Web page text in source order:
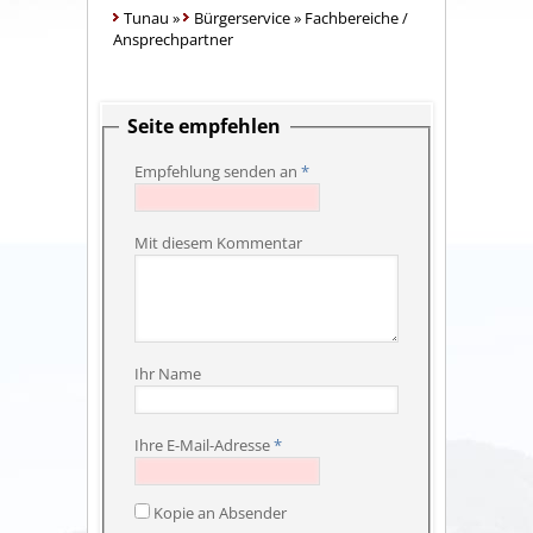
Tunau » Bürgerservice» Fachbereiche /
Ansprechpartner
Seite empfehlen
Empfehlung senden an *
Mit diesem Kommentar
Ihr Name
Ihre E-Mail-Adresse*
Kopie an Absender